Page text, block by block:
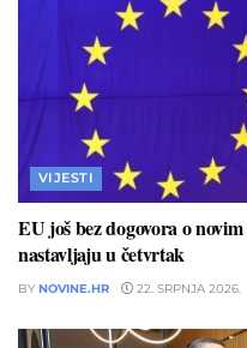
VIJESTI
EU još bez dogovora o
nastavljaju u četvrtak
BY NOVINE.HR 22. SRPNJA 2026.